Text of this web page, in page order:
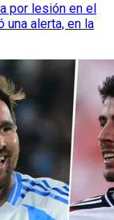
por lesión en el
una alerta, en la